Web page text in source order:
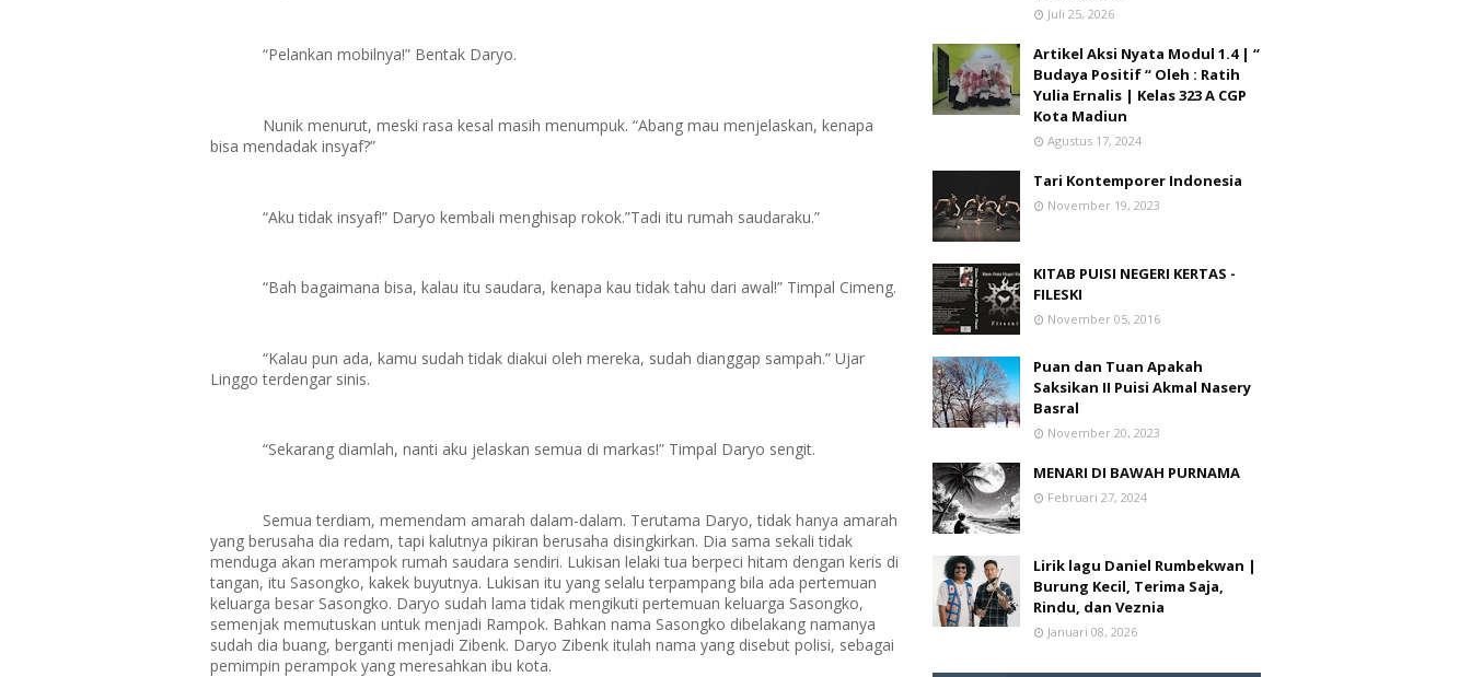
“Pelankan mobilnya!” Bentak Daryo.
Nunik menurut, meski rasa kesal masih menumpuk. “Abang mau menjelaskan, kenapa
bisa mendadak insyaf?”
“Aku tidak insyaf!” Daryo kembali menghisap rokok.”Tadi itu rumah saudaraku.”
“Bah bagaimana bisa, kalau itu saudara, kenapa kau tidak tahu dari awal!” Timpal Cimeng.
“Kalau pun ada, kamu sudah tidak diakui oleh mereka, sudah dianggap sampah.” Ujar
Linggo terdengar sinis.
“Sekarang diamlah, nanti aku jelaskan semua di markas!” Timpal Daryo sengit.
Semua terdiam, memendam amarah dalam-dalam. Terutama Daryo, tidak hanya amarah
yang berusaha dia redam, tapi kalutnya pikiran berusaha disingkirkan. Dia sama sekali tidak
menduga akan merampok rumah saudara sendiri. Lukisan lelaki tua berpeci hitam dengan keris di
tangan, itu Sasongko, kakek buyutnya. Lukisan itu yang selalu terpampang bila ada pertemuan
keluarga besar Sasongko. Daryo sudah lama tidak mengikuti pertemuan keluarga Sasongko,
semenjak memutuskan untuk menjadi Rampok. Bahkan nama Sasongko dibelakang namanya
sudah dia buang, berganti menjadi Zibenk. Daryo Zibenk itulah nama yang disebut polisi, sebagai
pemimpin perampok yang meresahkan ibu kota.
Juli 25, 2026
Artikel Aksi Nyata Modul 1.4 | “
Budaya Positif “ Oleh : Ratih
Yulia Ernalis | Kelas 323 A CGP
Kota Madiun
Agustus 17, 2024
Tari Kontemporer Indonesia
November 19, 2023
KITAB PUISI NEGERI KERTAS -
FILESKI
November 05, 2016
Puan dan Tuan Apakah
Saksikan II Puisi Akmal Nasery
Basral
November 20, 2023
MENARI DI BAWAH PURNAMA
Februari 27, 2024
Lirik lagu Daniel Rumbekwan |
Burung Kecil, Terima Saja,
Rindu, dan Veznia
Januari 08, 2026